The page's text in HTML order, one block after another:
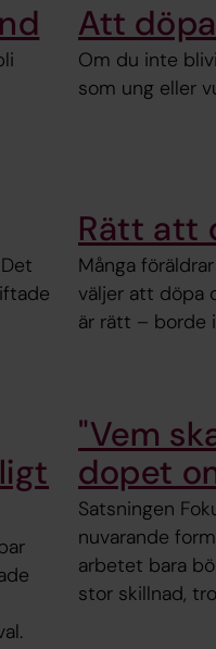
Att
Om du inte
som ung eller
Rätt att
Många
väljer att döpa
är rätt – borde
"Vem
dopet
Satsningen
nuvarande
arbetet bara
stor skillnad,